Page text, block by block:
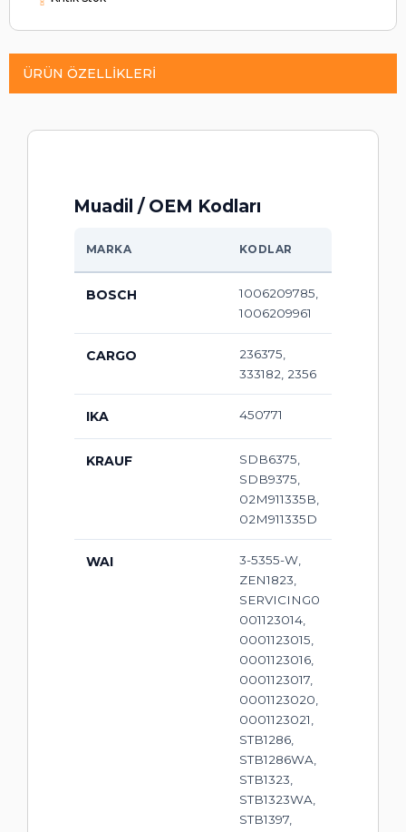
ÜRÜN ÖZELLIKLERI
Muadil / OEM Kodları
MARKA KODLAR
BOSCH
1006209785,
1006209961
CARGO
236375,
333182, 2356
IKA 450771
KRAUF
SDB6375,
SDB9375,
02M911335B,
02M911335D
WAI
3-5355-W,
ZEN1823,
SERVICING0
001123014,
0001123015,
0001123016,
0001123017,
0001123020,
0001123021,
STB1286,
STB1286WA,
STB1323,
STB1323WA,
STB1397,